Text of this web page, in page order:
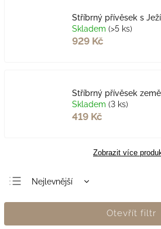
Stříbrný přívěsek s
Skladem (>5 ks)
929 Kč
Stříbrný přívěsek země
Skladem (3 ks)
419 Kč
Zobrazit více
Nejlevnější
Nejdražší
Otevřít filtr